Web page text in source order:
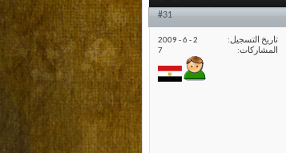
#31
تاريخ التسجيل
2 - 6 - 2009
المشاركات
7